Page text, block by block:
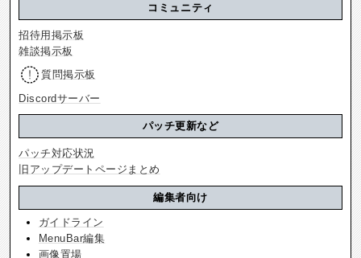
コミュニティ
招待用掲示板
雑談掲示板
質問掲示板
Discordサーバー
パッチ更新など
パッチ対応状況
旧アップデートページまとめ
編集者向け
ガイドライン
MenuBar編集
画像置場